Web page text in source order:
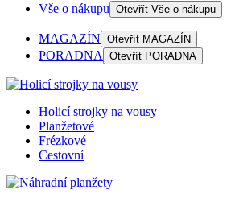
Vše o nákupu Otevřít Vše o nákupu
MAGAZÍN Otevřít MAGAZÍN
PORADNA Otevřít PORADNA
Holicí strojky na vousy
Planžetové
Frézkové
Cestovní